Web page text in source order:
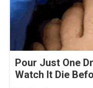
Pour Just One
Watch It Die